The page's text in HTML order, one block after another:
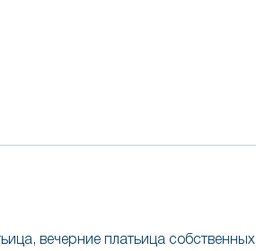
вечерние платьица собственных